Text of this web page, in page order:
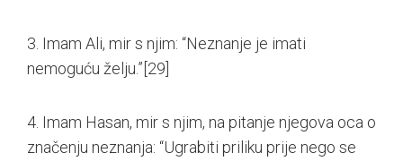
3. Imam Ali, mir s njim: “Neznanje je imati
nemoguću želju.”[29]
4. Imam Hasan, mir s njim, na pitanje njegova oca o
značenju neznanja: “Ugrabiti priliku prije nego se